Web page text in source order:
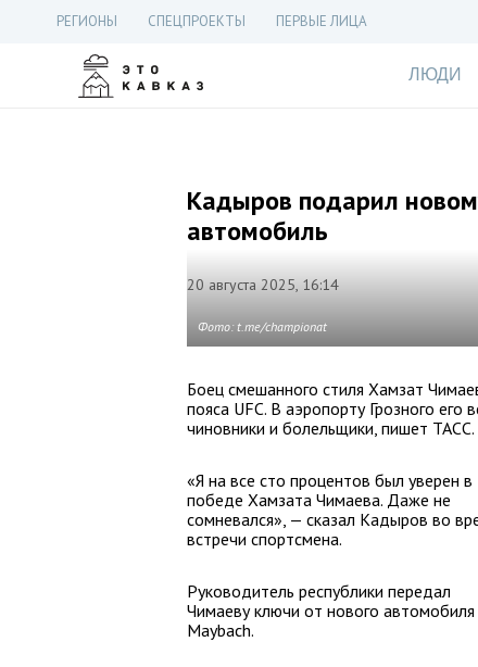
РЕГИОНЫ СПЕЦПРОЕКТЫ ПЕРВЫЕ ЛИЦА
ЛЮДИ
Кадыров подарил
автомобиль
20 августа 2025, 16:14
Фото: t.me/championat
Боец смешанного стиля Хамзат
пояса UFC. В аэропорту Грозного
чиновники и болельщики, пишет ТАСС.
«Я на все сто процентов был уверен в
победе Хамзата Чимаева. Даже не
сомневался», — сказал Кадыров во
встречи спортсмена.
Руководитель республики передал
Чимаеву ключи от нового автомобиля
Maybach.